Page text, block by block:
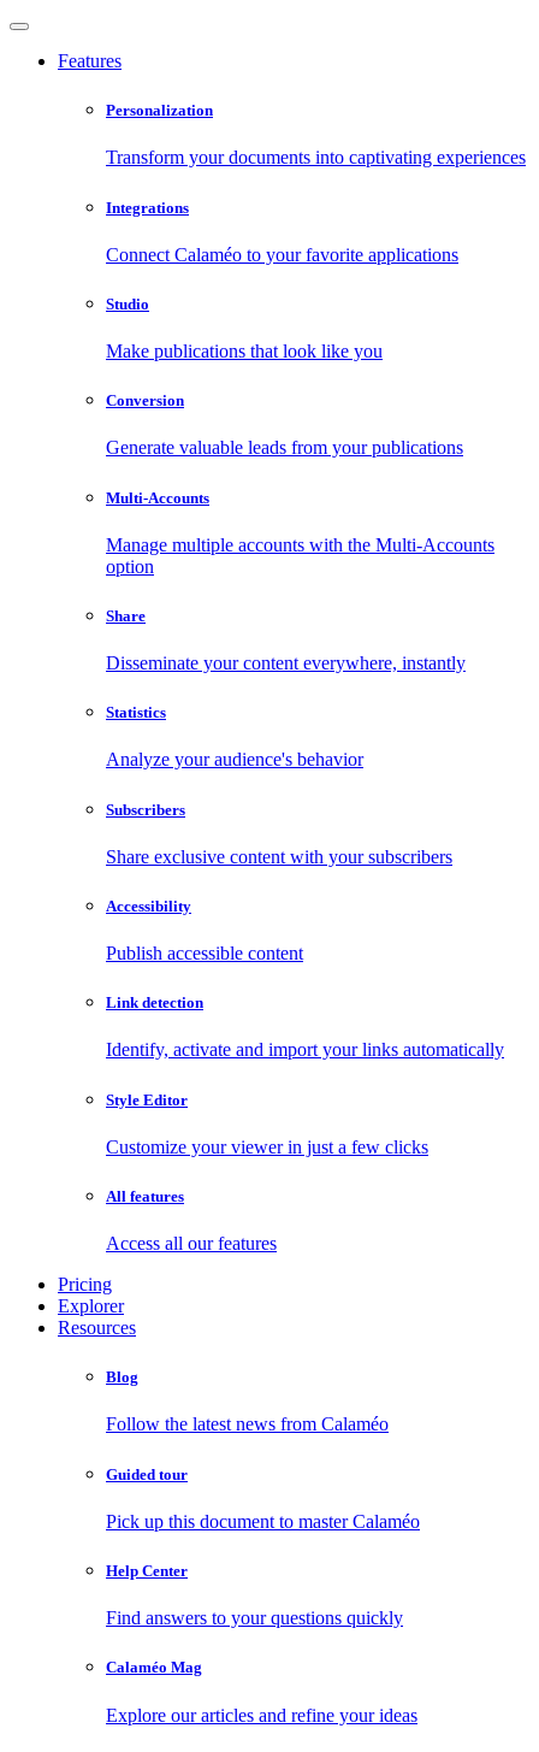
Features
Personalization
Transform your documents into captivating experiences
Integrations
Connect Calaméo to your favorite applications
Studio
Make publications that look like you
Conversion
Generate valuable leads from your publications
Multi-Accounts
Manage multiple accounts with the Multi-Accounts
option
Share
Disseminate your content everywhere, instantly
Statistics
Analyze your audience's behavior
Subscribers
Share exclusive content with your subscribers
Accessibility
Publish accessible content
Link detection
Identify, activate and import your links automatically
Style Editor
Customize your viewer in just a few clicks
All features
Access all our features
Pricing
Explorer
Resources
Blog
Follow the latest news from Calaméo
Guided tour
Pick up this document to master Calaméo
Help Center
Find answers to your questions quickly
Calaméo Mag
Explore our articles and refine your ideas